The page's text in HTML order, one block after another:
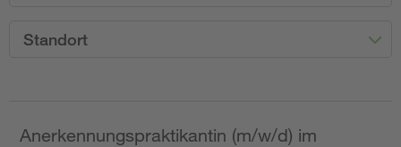
Standort
Anerkennungspraktikantin (m/w/d) im